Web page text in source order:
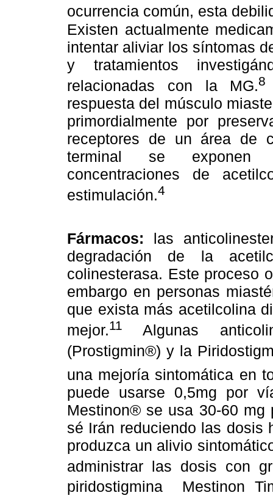
ocurrencia común, esta
Existen actualmente
intentar aliviar los síntomas
y tratamientos
relacionadas con la MG.8
respuesta del músculo
primordialmente por
receptores de un área de
terminal se exponen
concentraciones de
estimulación.4
Fármacos: las
degradación de la
colinesterasa. Este proceso
embargo en personas
que exista más acetilcolina
mejor.11
Algunas
(Prostigmin®) y la
una mejoría sintomática en
puede usarse 0,5mg por
Mestinon® se usa 30-60
sé Irán reduciendo las dosis
produzca un alivio
administrar las dosis con
piridostigmina Mestinon